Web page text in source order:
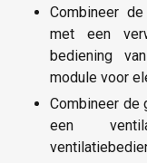
Combineer
met een
bediening
module voor
Combineer de
een